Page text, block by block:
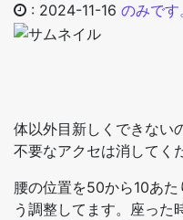
: 2024-11-16 のみです
体以外目新しくできない
不要なアクセは消してく
腰の位置を50から10あ
う調整してます。座った